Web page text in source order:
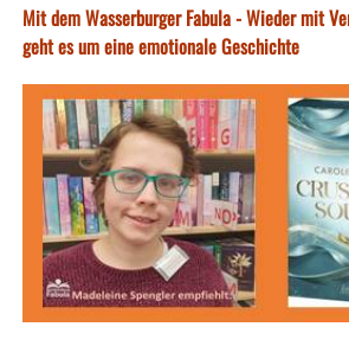
Mit dem Wasserburger Fabula - Wieder mit
geht es um eine emotionale Geschichte